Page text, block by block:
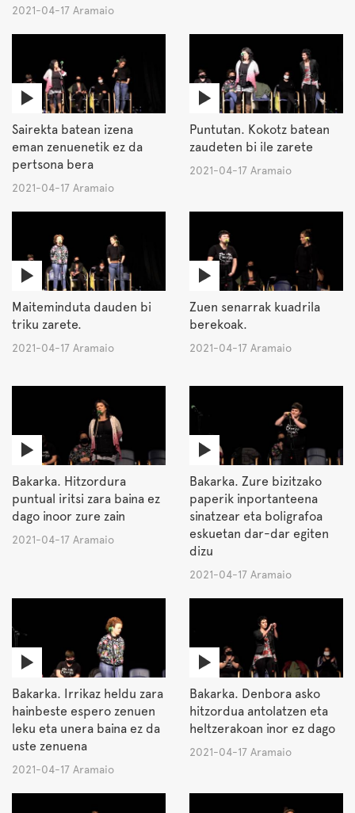
2021-04-17 Aramaio
Sairekta batean izena
eman zenuenetik ez da
pertsona bera
2021-04-17 Aramaio
Puntutan. Kokotz batean
zaudeten bi ile zarete
2021-04-17 Aramaio
Maiteminduta dauden bi
triku zarete.
2021-04-17 Aramaio
Zuen senarrak kuadrila
berekoak.
2021-04-17 Aramaio
Bakarka. Hitzordura
puntual iritsi zara baina ez
dago inoor zure zain
2021-04-17 Aramaio
Bakarka. Zure bizitzako
paperik inportanteena
sinatzear eta boligrafoa
eskuetan dar-dar egiten
dizu
2021-04-17 Aramaio
Bakarka. Irrikaz heldu zara
hainbeste espero zenuen
leku eta unera baina ez da
uste zenuena
2021-04-17 Aramaio
Bakarka. Denbora asko
hitzordua antolatzen eta
heltzerakoan inor ez dago
2021-04-17 Aramaio